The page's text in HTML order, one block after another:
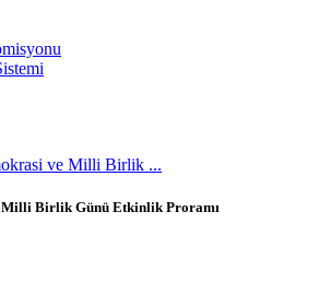
ve Milli Birlik ...
Milli Birlik Günü Etkinlik Proramı